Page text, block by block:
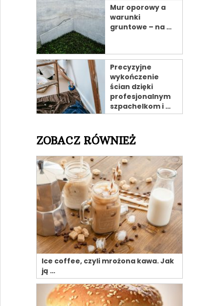
Mur oporowy a
warunki
gruntowe – na …
Precyzyjne
wykończenie
ścian dzięki
profesjonalnym
szpachelkom i …
ZOBACZ RÓWNIEŻ
Ice coffee, czyli mrożona kawa. Jak
ją …